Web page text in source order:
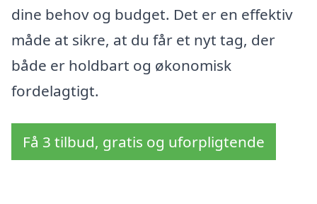
dine behov og budget. Det er en effektiv
måde at sikre, at du får et nyt tag, der
både er holdbart og økonomisk
fordelagtigt.
Få 3 tilbud, gratis og uforpligtende